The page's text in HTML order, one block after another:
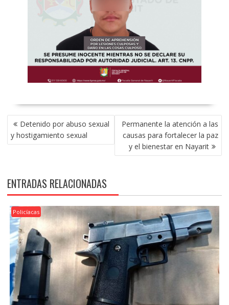
NAVEGACIÓN
DE
ENTRADAS
Detenido por abuso sexual
y hostigamiento sexual
Permanente la atención a las
causas para fortalecer la paz
y el bienestar en Nayarit
ENTRADAS RELACIONADAS
Policíacas